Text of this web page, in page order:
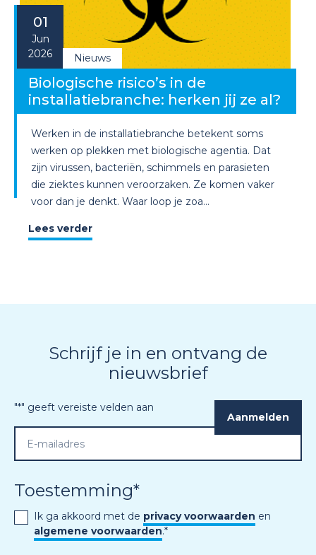
01
Jun
2026
Nieuws
Biologische risico’s in de
installatiebranche: herken jij ze al?
Werken in de installatiebranche betekent soms
werken op plekken met biologische agentia. Dat
zijn virussen, bacteriën, schimmels en parasieten
die ziektes kunnen veroorzaken. Ze komen vaker
voor dan je denkt. Waar loop je zoa...
Lees verder
Schrijf je in en ontvang de
nieuwsbrief
"*" geeft vereiste velden aan
Toestemming*
Ik ga akkoord met de privacy voorwaarden en
algemene voorwaarden.*